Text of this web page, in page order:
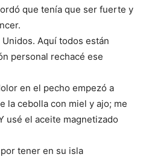
que tenía que ser fuerte y
Aquí todos están
personal rechacé ese
en el pecho empezó a
la cebolla con miel y ajo; me
usé el aceite magnetizado
tener en su isla